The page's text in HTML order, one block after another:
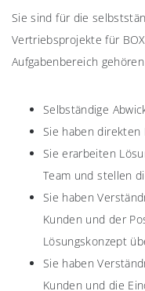
Sie sind für die
Vertriebsprojekte für
Aufgabenbereich
Selbständige
Sie haben
Sie erarbeiten
Team und stellen
Sie haben
Kunden und der
Lösungskonzept
Sie haben
Kunden und die